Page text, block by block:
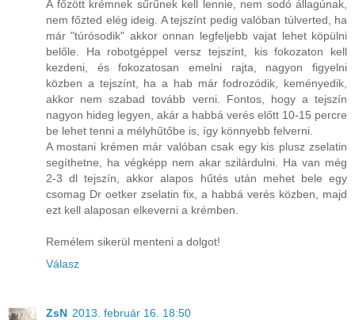
A főzött krémnek sűrűnek kell lennie, nem sodó állagúnak,
nem főzted elég ideig. A tejszínt pedig valóban túlverted, ha
már "túrósodik" akkor onnan legfeljebb vajat lehet köpülni
belőle. Ha robotgéppel versz tejszínt, kis fokozaton kell
kezdeni, és fokozatosan emelni rajta, nagyon figyelni
közben a tejszínt, ha a hab már fodrozódik, keményedik,
akkor nem szabad tovább verni. Fontos, hogy a tejszín
nagyon hideg legyen, akár a habbá verés előtt 10-15 percre
be lehet tenni a mélyhűtőbe is, így könnyebb felverni.
A mostani krémen már valóban csak egy kis plusz zselatin
segíthetne, ha végképp nem akar szilárdulni. Ha van még
2-3 dl tejszín, akkor alapos hűtés után mehet bele egy
csomag Dr oetker zselatin fix, a habbá verés közben, majd
ezt kell alaposan elkeverni a krémben.
Remélem sikerül menteni a dolgot!
Válasz
ZsN 2013. február 16. 18:50